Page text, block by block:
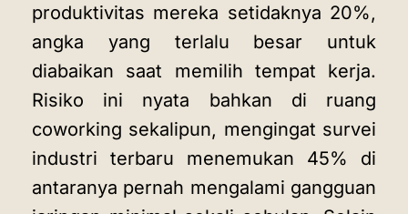
produktivitas mereka setidaknya 20%,
angka yang terlalu besar untuk
diabaikan saat memilih tempat kerja.
Risiko ini nyata bahkan di ruang
coworking sekalipun, mengingat survei
industri terbaru menemukan 45% di
antaranya pernah mengalami gangguan